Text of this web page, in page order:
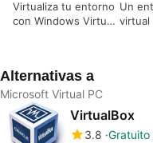
Virtualiza tu entorno
con Windows Virtual
Un
virtual
Alternativas a
Microsoft Virtual PC
VirtualBox
3.8 Gratuito